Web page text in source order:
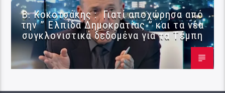
Β. Κοκοτσάκης : Γιατί αποχώρησα από
την ” Ελπίδα Δημοκρατίας ” και τα νέα
συγκλονιστικά δεδομένα για τα Τέμπη